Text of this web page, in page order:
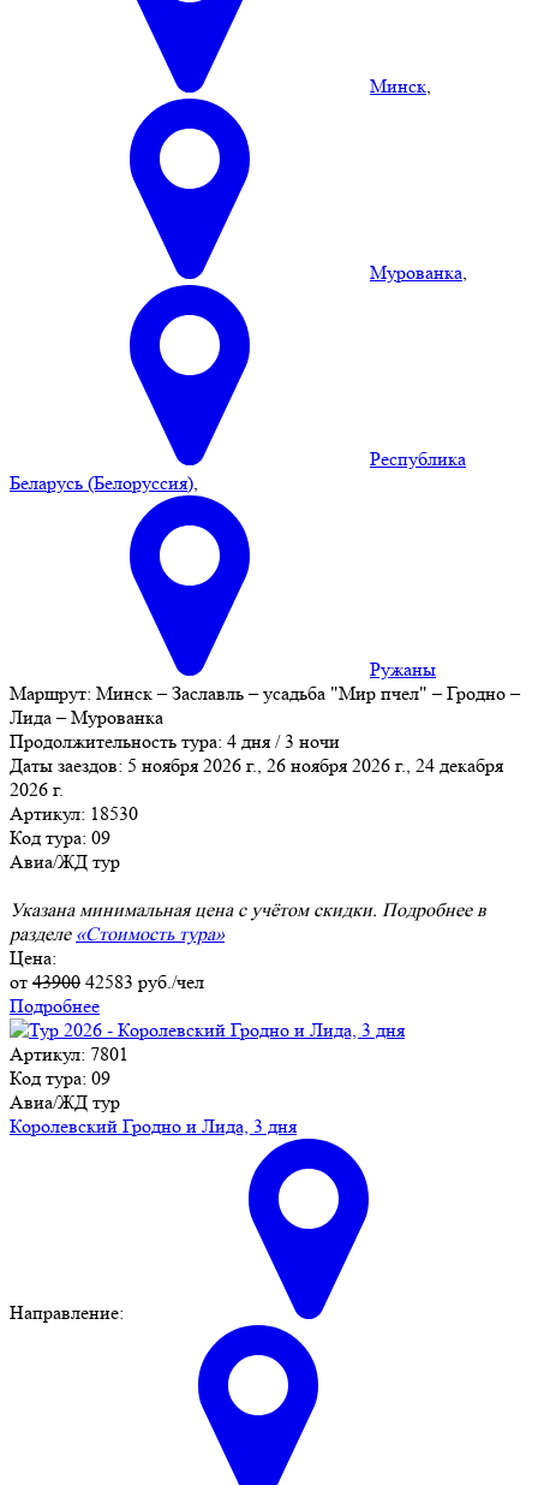
Минск,
Мурованка,
Республика
Беларусь (Белоруссия),
Ружаны
Маршрут: Минск – Заславль – усадьба "Мир пчел" – Гродно –
Лида – Мурованка
Продолжительность тура: 4 дня / 3 ночи
Даты заездов: 5 ноября 2026 г., 26 ноября 2026 г., 24 декабря
2026 г.
Артикул: 18530
Код тура: 09
Авиа/ЖД тур
Указана минимальная цена с учётом скидки. Подробнее в
разделе «Стоимость тура»
Цена:
от 43900 42583 руб./чел
Подробнее
Артикул: 7801
Код тура: 09
Авиа/ЖД тур
Королевский Гродно и Лида, 3 дня
Направление: